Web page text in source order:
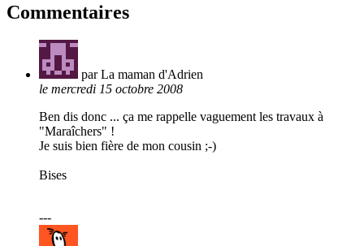
Commentaires
par La maman d'Adrien
le mercredi 15 octobre 2008
Ben dis donc ... ça me rappelle vaguement les travaux à
"Maraîchers" !
Je suis bien fière de mon cousin ;-)
Bises
---